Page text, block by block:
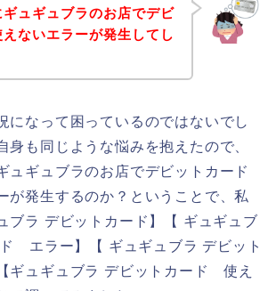
ュギュブラのお店でデビ
ないエラーが発生してし
になって困っているのではないでし
身も同じような悩みを抱えたので、
ュギュブラのお店でデビットカード
が発生するのか？ということで、私
ブラ デビットカード】【 ギュギュブ
エラー】【 ギュギュブラ デビット
ギュギュブラ デビットカード 使え